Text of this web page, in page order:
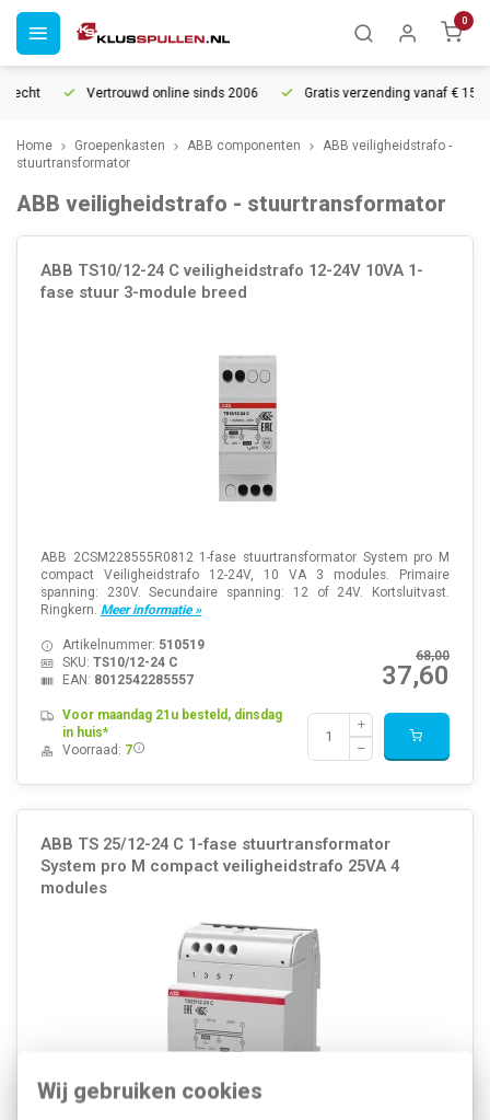
Wij gebruiken cookies
0
Vertrouwd online sinds 2006 Gratis verzending vanaf € 150
Home Groepenkasten ABB componenten
ABB veiligheidstrafo -
stuurtransformator
ABB veiligheidstrafo - stuurtransformator
ABB TS10/12-24 C veiligheidstrafo 12-24V 10VA 1-
fase stuur 3-module breed
ABB 2CSM228555R0812 1-fase stuurtransformator System pro M
compact Veiligheidstrafo 12-24V, 10 VA 3 modules. Primaire
spanning: 230V. Secundaire spanning: 12 of 24V. Kortsluitvast.
Ringkern. Meer informatie »
68,00
37,60
Artikelnummer: 510519
SKU: TS10/12-24 C
EAN: 8012542285557
Voor maandag 21u besteld, dinsdag
in huis*
Voorraad: 7
ABB TS 25/12-24 C 1-fase stuurtransformator
System pro M compact veiligheidstrafo 25VA 4
modules